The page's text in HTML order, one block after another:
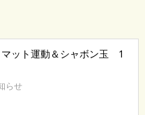
ット運動＆シャボン玉 1
らせ